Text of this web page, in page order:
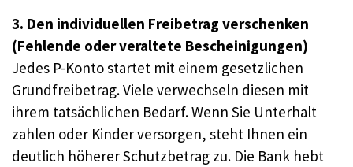
3. Den individuellen Freibetrag verschenken
(Fehlende oder veraltete Bescheinigungen)
Jedes P-Konto startet mit einem gesetzlichen
Grundfreibetrag. Viele verwechseln diesen mit
ihrem tatsächlichen Bedarf. Wenn Sie Unterhalt
zahlen oder Kinder versorgen, steht Ihnen ein
deutlich höherer Schutzbetrag zu. Die Bank hebt